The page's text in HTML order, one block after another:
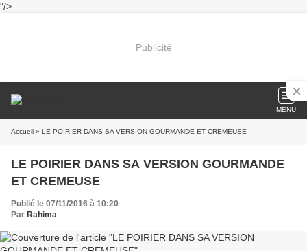
"/>
Publicité
MENU
Accueil » LE POIRIER DANS SA VERSION GOURMANDE ET CREMEUSE
LE POIRIER DANS SA VERSION GOURMANDE
ET CREMEUSE
Publié le 07/11/2016 à 10:20
Par Rahima